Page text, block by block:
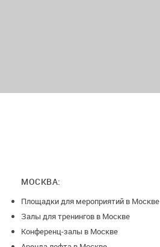
МОСКВА:
Площадки для мероприятий в Москве
Залы для тренингов в Москве
Конференц-залы в Москве